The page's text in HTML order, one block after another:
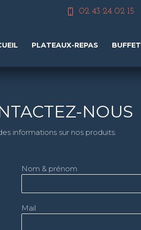
02 43 24 02 15
PLATEAUX-REPAS
NOUS
informations sur nos produits.
Nom & prénom
Mail